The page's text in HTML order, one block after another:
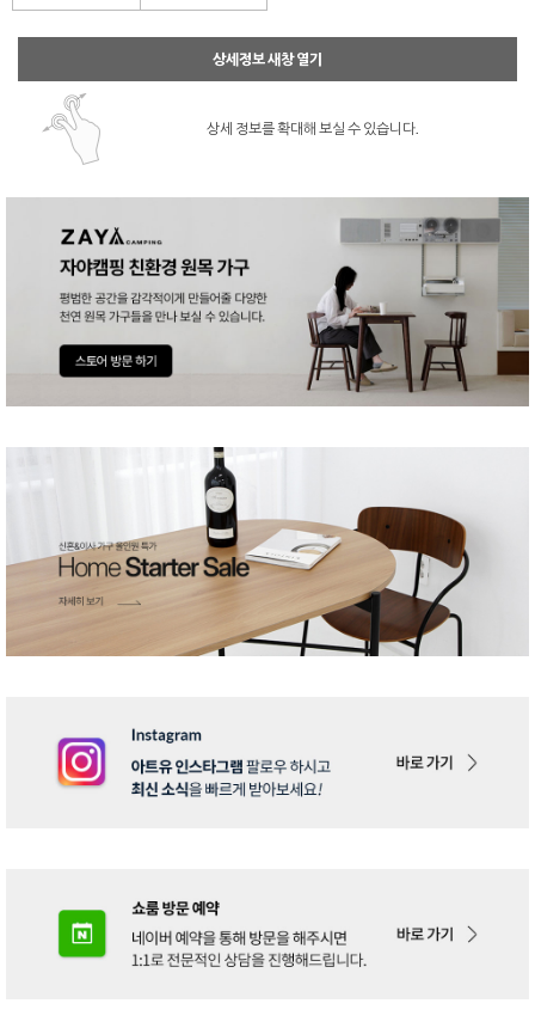
상세정보 새창 열기
상세 정보를 확대해 보실 수 있습니다.